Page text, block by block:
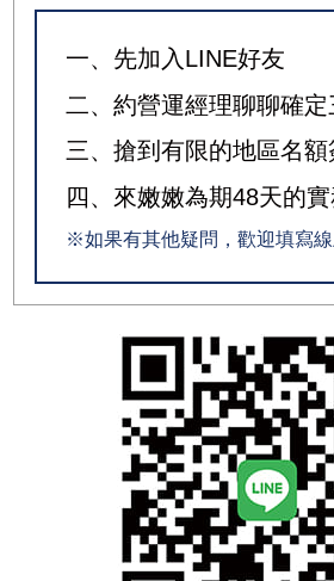
一、先加入LINE好友
二、約營運經理聊聊確定
三、搶到有限的地區名額
四、來嫩嫩為期48天的
※如果有其他疑問，歡迎填寫線